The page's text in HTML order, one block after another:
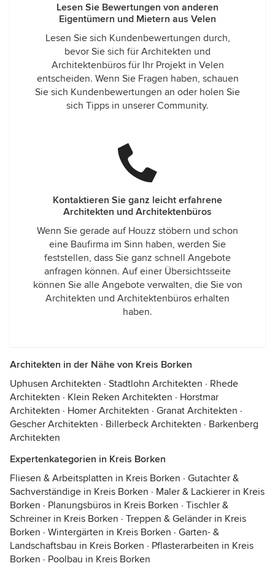
Lesen Sie Bewertungen von anderen
Eigentümern und Mietern aus Velen
Lesen Sie sich Kundenbewertungen durch,
bevor Sie sich für Architekten und
Architektenbüros für Ihr Projekt in Velen
entscheiden. Wenn Sie Fragen haben, schauen
Sie sich Kundenbewertungen an oder holen Sie
sich Tipps in unserer Community.
Kontaktieren Sie ganz leicht erfahrene
Architekten und Architektenbüros
Wenn Sie gerade auf Houzz stöbern und schon
eine Baufirma im Sinn haben, werden Sie
feststellen, dass Sie ganz schnell Angebote
anfragen können. Auf einer Übersichtsseite
können Sie alle Angebote verwalten, die Sie von
Architekten und Architektenbüros erhalten
haben.
Architekten in der Nähe von Kreis Borken
Uphusen Architekten · Stadtlohn Architekten · Rhede
Architekten · Klein Reken Architekten · Horstmar
Architekten · Homer Architekten · Granat Architekten ·
Gescher Architekten · Billerbeck Architekten · Barkenberg
Architekten
Expertenkategorien in Kreis Borken
Fliesen & Arbeitsplatten in Kreis Borken · Gutachter &
Sachverständige in Kreis Borken · Maler & Lackierer in Kreis
Borken · Planungsbüros in Kreis Borken · Tischler &
Schreiner in Kreis Borken · Treppen & Geländer in Kreis
Borken · Wintergärten in Kreis Borken · Garten- &
Landschaftsbau in Kreis Borken · Pflasterarbeiten in Kreis
Borken · Poolbau in Kreis Borken